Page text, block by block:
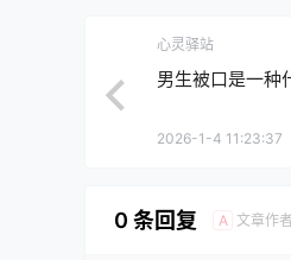
心灵驿站
男生被口是一种
2026-1-4 11:23:37
0 条回复 A 文章作者